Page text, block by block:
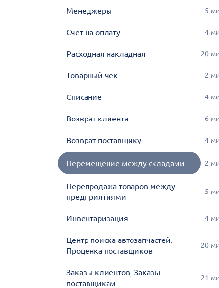
Менеджеры 5
Счет на оплату 4
Расходная накладная 20
Товарный чек 2
Списание 4
Возврат клиента 6
Возврат поставщику 4
Перемещение между складами 2
Перепродажа товаров между
предприятиями
5
Инвентаризация 4
Центр поиска автозапчастей.
Проценка поставщиков
20
Заказы клиентов, Заказы
поставщикам
21